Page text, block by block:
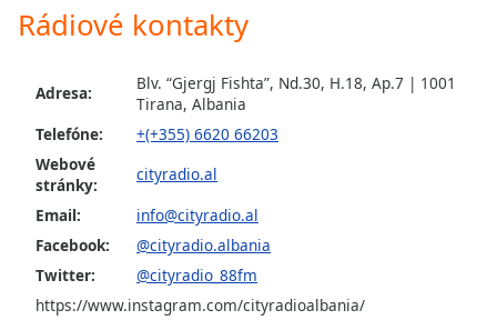
Audio
Track
in-
Fullscreen
modal
window.
Beginning
Rádiové kontakty
Adresa:
Blv. “Gjergj Fishta”, Nd.30, H.18, Ap.7 | 1001
Tirana, Albania
Telefóne:
+(+355) 6620 66203
Webové
stránky:
cityradio.al
Email:
info@cityradio.al
Facebook:
@cityradio.albania
Twitter:
@cityradio_88fm
https://www.instagram.com/cityradioalbania/